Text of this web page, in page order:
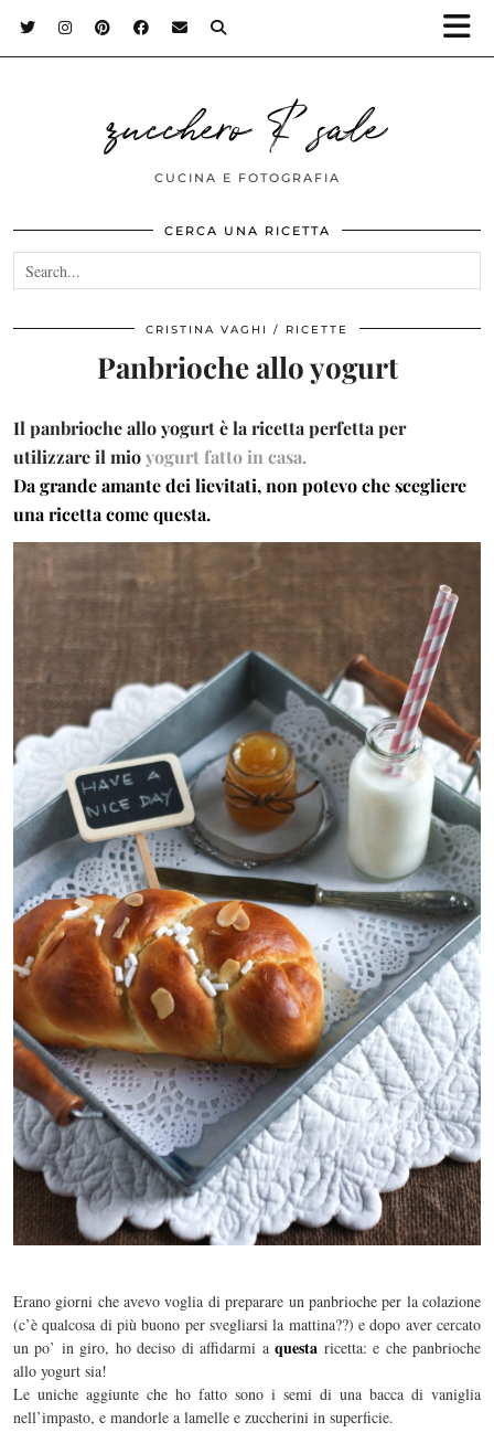
zucchero & sale
CUCINA E FOTOGRAFIA
CERCA UNA RICETTA
CRISTINA VAGHI RICETTE
Panbrioche allo yogurt
Il panbrioche allo yogurt è la ricetta perfetta per
utilizzare il mioyogurt fatto in casa.
Da grande amante dei lievitati, non potevo che scegliere
una ricetta come questa.
Erano giorni che avevo voglia di preparare un panbrioche per la colazione
(c’è qualcosa di più buono per svegliarsi la mattina??) e dopo aver cercato
un po’ in giro, ho deciso di affidarmi aquesta ricetta: e che panbrioche
allo yogurt sia!
Le uniche aggiunte che ho fatto sono i semi di una bacca di vaniglia
nell’impasto, e mandorle a lamelle e zuccherini in superficie.